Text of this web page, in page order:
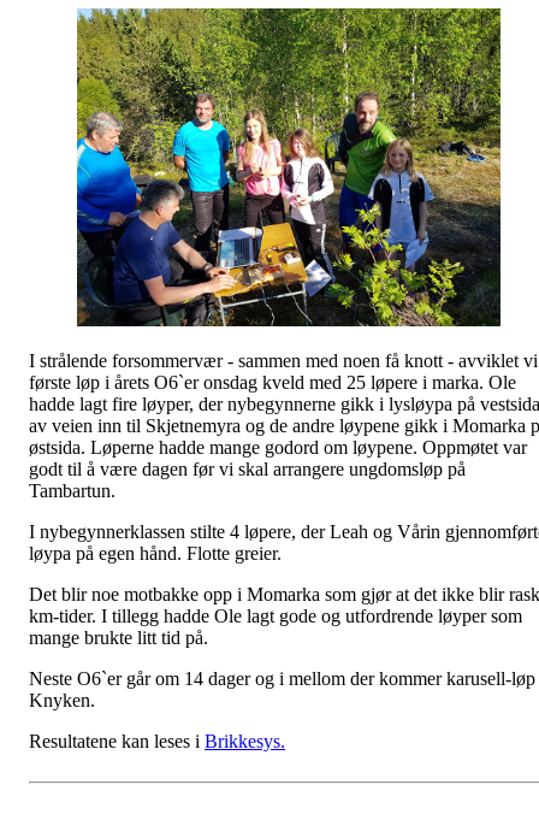
I strålende forsommervær - sammen med noen få knott - avviklet vi
første løp i årets O6`er onsdag kveld med 25 løpere i marka. Ole
hadde lagt fire løyper, der nybegynnerne gikk i lysløypa på vestsida
av veien inn til Skjetnemyra og de andre løypene gikk i Momarka
østsida. Løperne hadde mange godord om løypene. Oppmøtet var
godt til å være dagen før vi skal arrangere ungdomsløp på
Tambartun.
I nybegynnerklassen stilte 4 løpere, der Leah og Vårin
løypa på egen hånd. Flotte greier.
Det blir noe motbakke opp i Momarka som gjør at det ikke blir
km-tider. I tillegg hadde Ole lagt gode og utfordrende løyper som
mange brukte litt tid på.
Neste O6`er går om 14 dager og i mellom der kommer karusell-
Knyken.
Resultatene kan leses i Brikkesys.